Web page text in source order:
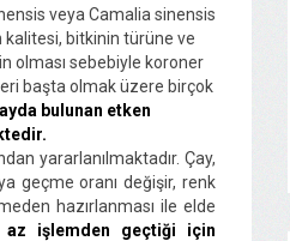
veya Camalia sinensis
kalitesi, bitkinin türüne ve
olması sebebiyle koroner
başta olmak üzere birçok
bulunan etken
yararlanılmaktadır. Çay,
geçme oranı değişir, renk
hazırlanması ile elde
az işlemden geçtiği için